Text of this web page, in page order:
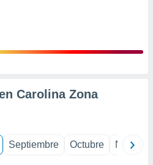
Carolina Zona
Septiembre Octubre